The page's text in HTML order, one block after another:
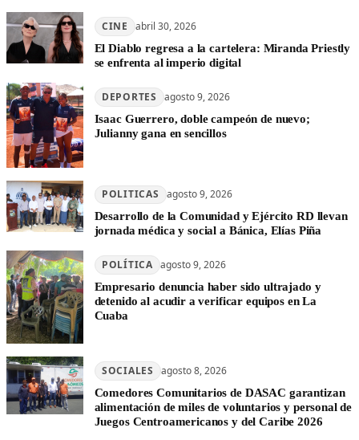
CINE abril 30, 2026
El Diablo regresa a la cartelera: Miranda Priestly
se enfrenta al imperio digital
DEPORTES agosto 9, 2026
Isaac Guerrero, doble campeón de nuevo;
Julianny gana en sencillos
POLITICAS agosto 9, 2026
Desarrollo de la Comunidad y Ejército RD llevan
jornada médica y social a Bánica, Elías Piña
POLÍTICA agosto 9, 2026
Empresario denuncia haber sido ultrajado y
detenido al acudir a verificar equipos en La
Cuaba
SOCIALES agosto 8, 2026
Comedores Comunitarios de DASAC garantizan
alimentación de miles de voluntarios y personal de
Juegos Centroamericanos y del Caribe 2026